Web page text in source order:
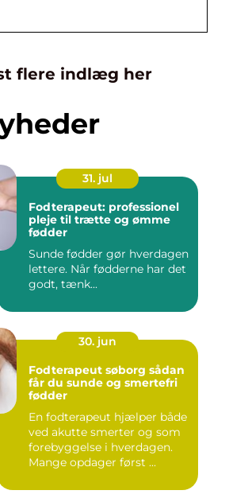
flere indlæg her
31. jul
Fodterapeut: professionel
pleje til trætte og ømme
fødder
Sunde fødder gør hverdagen
lettere. Når fødderne har det
godt, tænk...
30. jun
Fodterapeut søborg sådan
får du sunde og smertefri
fødder
En fodterapeut hjælper både
ved akutte smerter og som
forebyggelse i hverdagen.
Mange opdager først ...